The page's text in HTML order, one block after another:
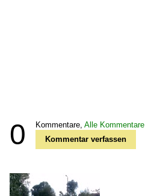
0 Kommentare, Alle Kommentare
Kommentar verfassen